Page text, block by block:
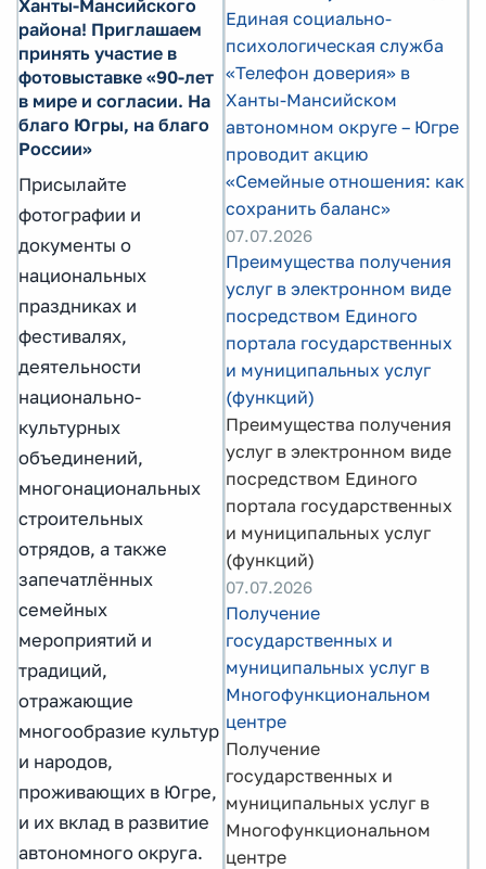
Ханты-Мансийского
района! Приглашаем
принять участие в
фотовыставке «90-лет
в мире и согласии. На
благо Югры, на благо
России»
Присылайте
фотографии и
документы о
национальных
праздниках и
фестивалях,
деятельности
национально-
культурных
объединений,
многонациональных
строительных
отрядов, а также
запечатлённых
семейных
мероприятий и
традиций,
отражающие
многообразие культур
и народов,
проживающих в Югре,
и их вклад в развитие
автономного округа.
Единая социально-
психологическая служба
«Телефон доверия» в
Ханты-Мансийском
автономном округе – Югре
проводит акцию
«Семейные отношения: как
сохранить баланс»
07.07.2026
Преимущества получения
услуг в электронном виде
посредством Единого
портала государственных
и муниципальных услуг
(функций)
Преимущества получения
услуг в электронном виде
посредством Единого
портала государственных
и муниципальных услуг
(функций)
07.07.2026
Получение
государственных и
муниципальных услуг в
Многофункциональном
центре
Получение
государственных и
муниципальных услуг в
Многофункциональном
центре